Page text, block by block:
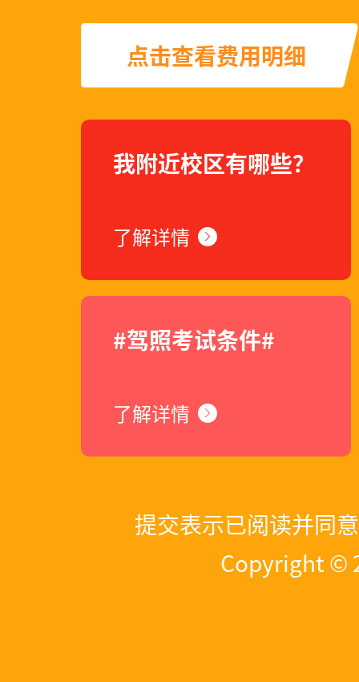
李子***先生在
刘女***先生在
卢燕***先生在
仲海***先生在
***先生在2020年
***先生在2020年
***先生在2023年
点击查看费用明细
我附近校区有哪些？
了解详情
#驾照考试条件#
了解详情
提交表示已阅读并同
Copyright ©